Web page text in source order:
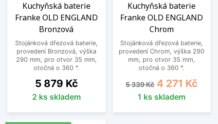
Kuchyňská baterie
Franke OLD ENGLAND
Bronzová
Stojánková dřezová baterie,
provedení Bronzová, výška
290 mm, pro otvor 35 mm,
otočná o 360 °.
Cena
5 879 Kč
2 ks skladem
Kuchyňská baterie
Franke OLD ENGLAND
Chrom
Stojánková dřezová baterie,
provedení Chrom, výška 290
mm, pro otvor 35 mm,
otočná o 360 °.
Běžná cena
5 339 Kč Cena
4 271 Kč
1 ks skladem